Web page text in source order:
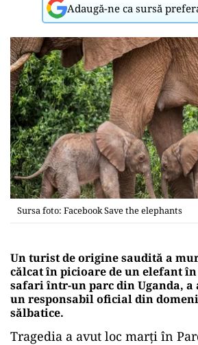
Adaugă-ne ca sursă
Sursa foto: Facebook Save the elephants
Un turist de origine saudită a
călcat în picioare de un elefant
safari într-un parc din Uganda,
un responsabil oficial din
sălbatice.
Tragedia a avut loc marţi în